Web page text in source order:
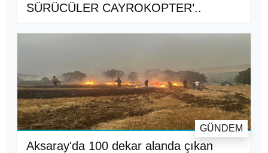
SÜRÜCÜLER CAYROKOPTER’..
Aksaray'da 100 dekar alanda çıkan
GÜNDEM